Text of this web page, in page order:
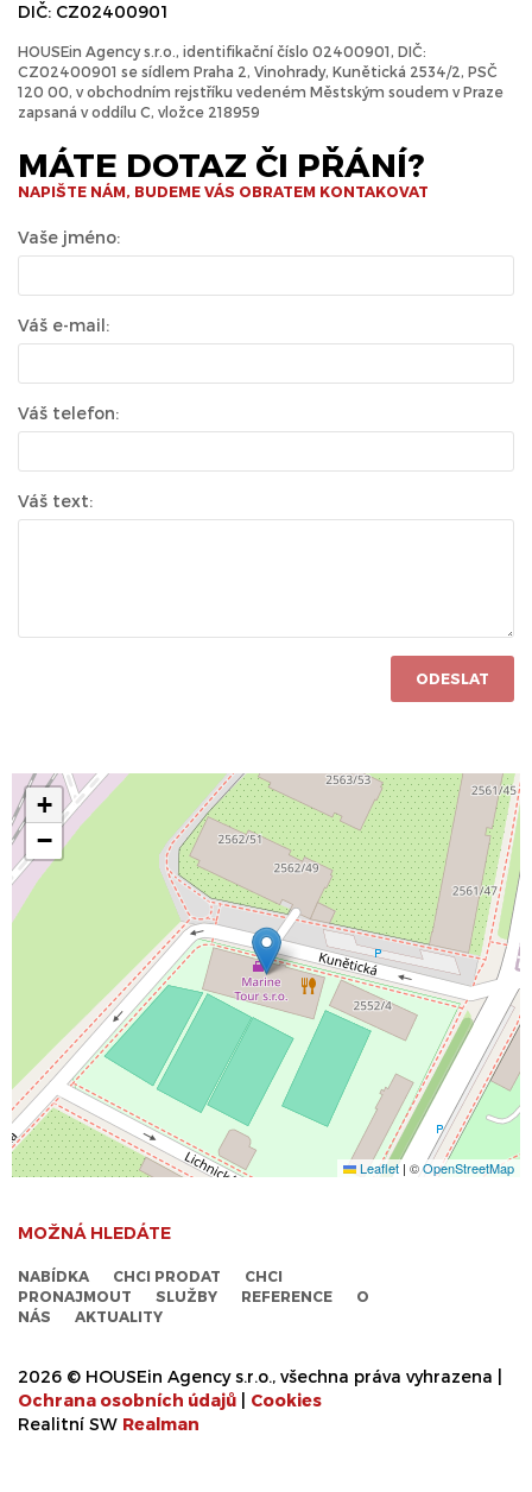
DIČ: CZ02400901
HOUSEin Agency s.r.o., identifikační číslo 02400901, DIČ:
CZ02400901 se sídlem Praha 2, Vinohrady, Kunětická 2534/2, PSČ
120 00, v obchodním rejstříku vedeném Městským soudem v Praze
zapsaná v oddílu C, vložce 218959
MÁTE DOTAZ ČI PŘÁNÍ?
NAPIŠTE NÁM, BUDEME VÁS OBRATEM KONTAKOVAT
Vaše jméno:
Váš e-mail:
Váš telefon:
Váš text:
ODESLAT
+
−
Leaflet | ©OpenStreetMap
MOŽNÁ HLEDÁTE
NABÍDKA CHCI PRODAT
CHCI
PRONAJMOUT
SLUŽBY REFERENCE
O
NÁS
AKTUALITY
2026 © HOUSEin Agency s.r.o., všechna práva vyhrazena |
Ochrana osobních údajů
Cookies
Realitní SW Realman